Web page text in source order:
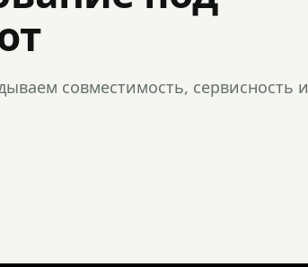
совместимость, сервисность и